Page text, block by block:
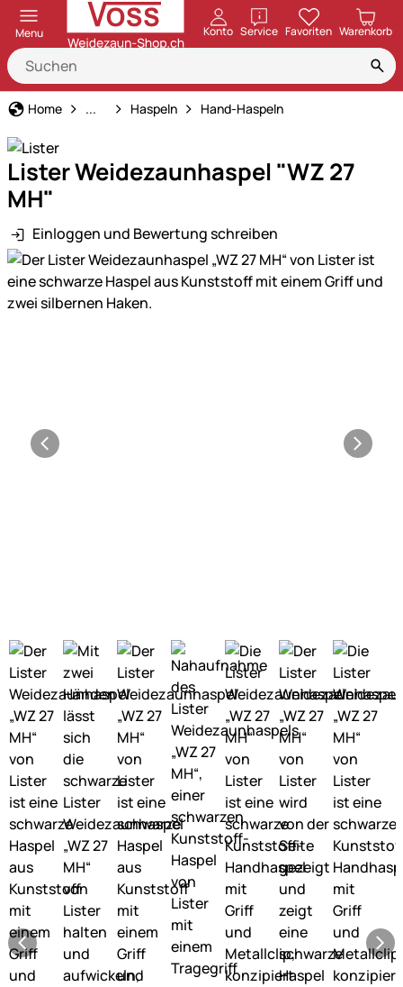
Menu Konto ServiceöffnenFavoriten Warenkorb
Home Weidezaun
... Haspeln Hand-Haspeln
Lister Weidezaunhaspel "WZ 27
MH"
Einloggen und Bewertung schreiben
Produktgalerie